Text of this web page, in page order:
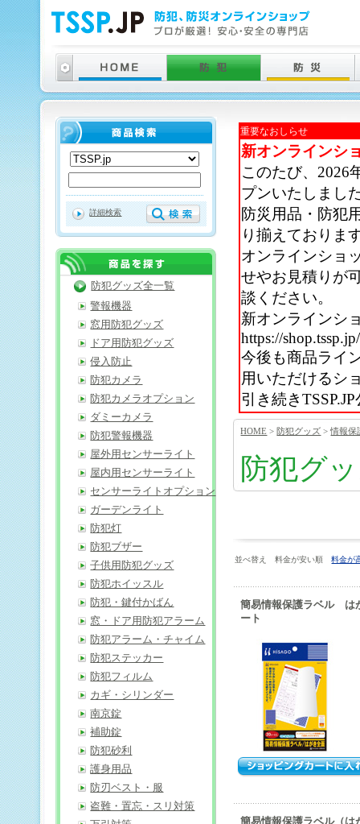
重要なおしらせ
新オンラインシ
このたび、2026
プンいたしまし
防災用品・防犯
り揃えておりま
オンラインショ
せやお見積りが
談ください。
新オンラインシ
https://shop.tssp.jp/
今後も商品ライ
用いただけるシ
引き続き
HOME >防犯グッズ >情報保
防犯グ
並べ替え 料金が安い順料金が
簡易情報保護ラベル は
ート
簡易情報保護ラベル（は
詳細検索
防犯グッズ全一覧
警報機器
窓用防犯グッズ
ドア用防犯グッズ
侵入防止
防犯カメラ
防犯カメラオプション
ダミーカメラ
防犯警報機器
屋外用センサーライト
屋内用センサーライト
センサーライトオプション
ガーデンライト
防犯灯
防犯ブザー
子供用防犯グッズ
防犯ホイッスル
防犯・鍵付かばん
窓・ドア用防犯アラーム
防犯アラーム・チャイム
防犯ステッカー
防犯フィルム
カギ・シリンダー
南京錠
補助錠
防犯砂利
護身用品
防刃ベスト・服
盗難・置忘・スリ対策